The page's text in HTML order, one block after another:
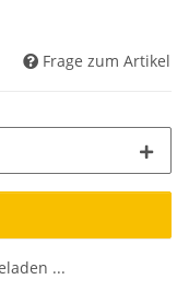
Frage zum Artikel
...